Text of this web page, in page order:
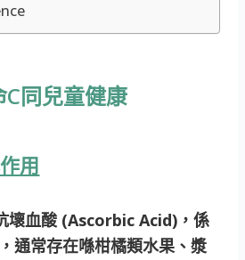
同兒童健康
用
壞血酸(Ascorbic Acid) ，係
通常存在喺柑橘類水果、漿